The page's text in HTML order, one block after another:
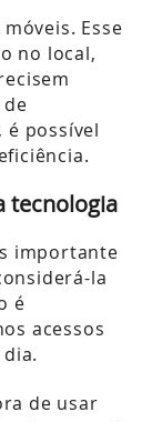
Esse
no local,
é possível
tecnologia
importante
la
é
acessos
de usar